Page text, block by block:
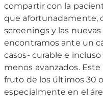
compartir con la
que afortunadamente,
screenings y las
encontramos ante un
casos- curable e
menos avanzados.
fruto de los últimos 30
especialmente en el